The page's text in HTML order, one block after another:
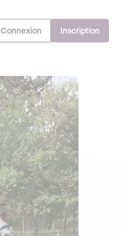
OFFRE EXCLUSIVE
Connexion Inscription